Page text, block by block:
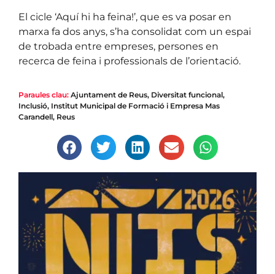
El cicle ‘Aquí hi ha feina!’, que es va posar en
marxa fa dos anys, s’ha consolidat com un espai
de trobada entre empreses, persones en
recerca de feina i professionals de l’orientació.
Paraules clau: Ajuntament de Reus, Diversitat funcional,
Inclusió, Institut Municipal de Formació i Empresa Mas
Carandell, Reus